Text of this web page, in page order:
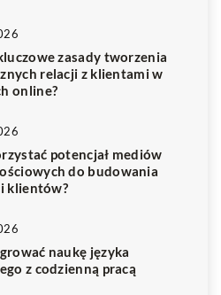
zasady tworzenia
relacji z klientami w
online?
potencjał mediów
do budowania
klientów?
naukę języka
z codzienną pracą